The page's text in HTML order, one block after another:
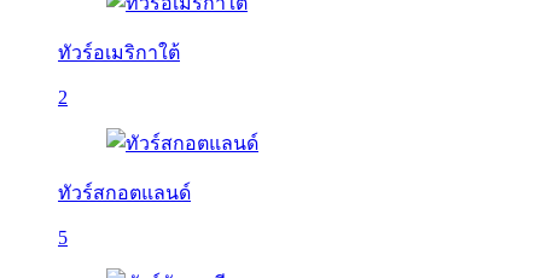
ทัวร์อเมริกาใต้
2
ทัวร์สกอตแลนด์
5